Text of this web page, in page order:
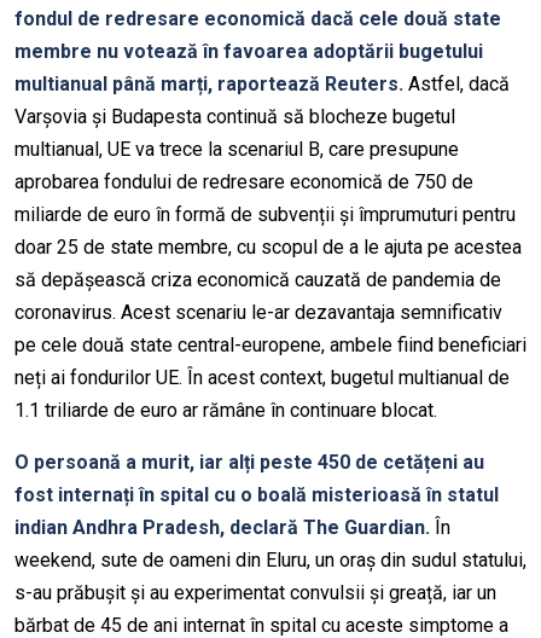
fondul de redresare economică dacă cele două state
membre nu votează în favoarea adoptării bugetului
multianual până marți, raportează Reuters. Astfel, dacă
Varșovia și Budapesta continuă să blocheze bugetul
multianual, UE va trece la scenariul B, care presupune
aprobarea fondului de redresare economică de 750 de
miliarde de euro în formă de subvenții și împrumuturi pentru
doar 25 de state membre, cu scopul de a le ajuta pe acestea
să depășească criza economică cauzată de pandemia de
coronavirus. Acest scenariu le-ar dezavantaja semnificativ
pe cele două state central-europene, ambele fiind beneficiari
neți ai fondurilor UE. În acest context, bugetul multianual de
1.1 triliarde de euro ar rămâne în continuare blocat.
O persoană a murit, iar alți peste 450 de cetățeni au
fost internați în spital cu o boală misterioasă în statul
indian Andhra Pradesh, declară The Guardian. În
weekend, sute de oameni din Eluru, un oraș din sudul statului,
s-au prăbușit și au experimentat convulsii și greață, iar un
bărbat de 45 de ani internat în spital cu aceste simptome a